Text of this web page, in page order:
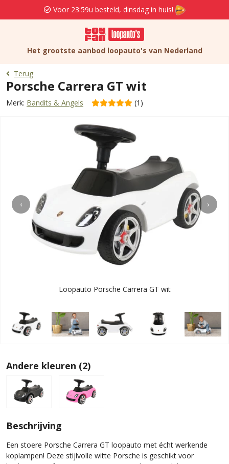
Voor 23:59u besteld, dinsdag in huis!
Het grootste aanbod loopauto's van Nederland
Terug
Porsche Carrera GT wit
Merk: Bandits & Angels (1)
‹ ›
Loopauto Porsche Carrera GT wit
Andere kleuren (2)
Beschrijving
Een stoere Porsche Carrera GT loopauto met écht werkende
koplampen! Deze stijlvolle witte Porsche is geschikt voor